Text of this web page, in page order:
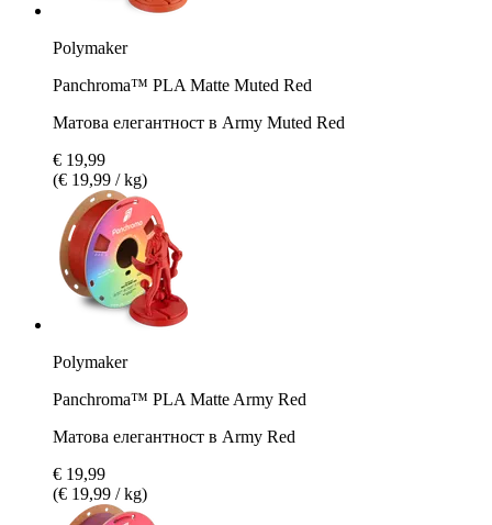
Polymaker
Panchroma™ PLA Matte Muted Red
Матова елегантност в Army Muted Red
€ 19,99
(€ 19,99 / kg)
Polymaker
Panchroma™ PLA Matte Army Red
Матова елегантност в Army Red
€ 19,99
(€ 19,99 / kg)